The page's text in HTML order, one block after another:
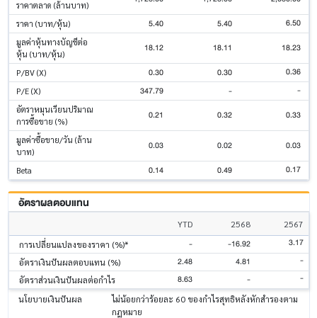
ราคาตลาด (ล้านบาท)
ราคา (บาท/หุ้น) 5.40 5.40 6.50
มูลค่าหุ้นทางบัญชีต่อ
หุ้น (บาท/หุ้น)
18.12 18.11 18.23
P/BV (X) 0.30 0.30 0.36
P/E (X) 347.79 - -
อัตราหมุนเวียนปริมาณ
การซื้อขาย (%)
0.21 0.32 0.33
มูลค่าซื้อขาย/วัน (ล้าน
บาท)
0.03 0.02 0.03
Beta 0.14 0.49 0.17
อัตราผลตอบแทน
YTD 2568
2567
การเปลี่ยนแปลงของราคา (%)*
- -16.92 3.17
อัตราเงินปันผลตอบแทน (%) 2.48 4.81 -
อัตราส่วนเงินปันผลต่อกำไร 8.63 - -
นโยบายเงินปันผล
ไม่น้อยกว่าร้อยละ 60 ของกำไรสุทธิหลังหักสำรองตาม
กฎหมาย